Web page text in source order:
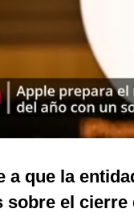
a que la
sobre el cierre